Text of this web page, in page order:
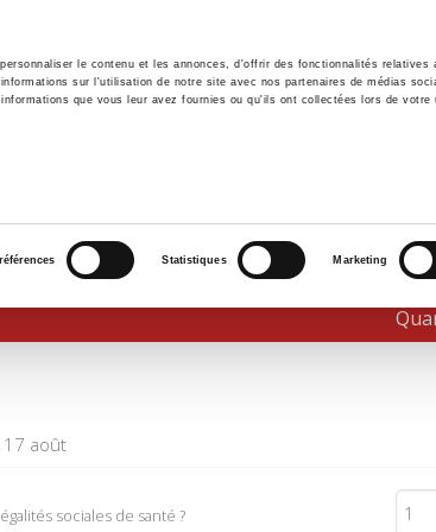
le contenu et les annonces, d'offrir des fonctionnalités
sur l'utilisation de notre site avec nos partenaires de médias
que vous leur avez fournies ou qu'ils ont collectées lors de
Statistiques Marketing
Home Environment History
août
sociales de santé ?